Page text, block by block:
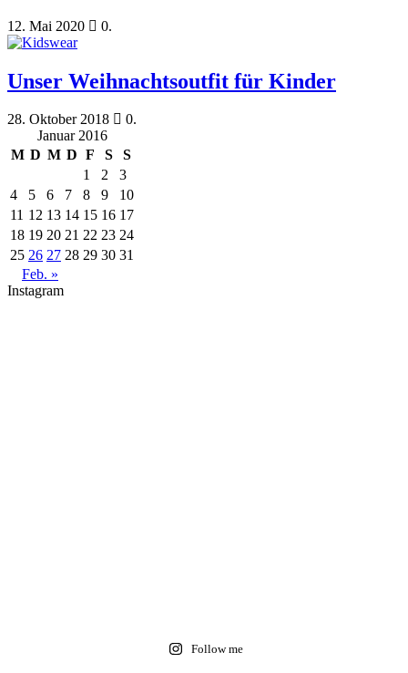
12. Mai 2020 0.
Unser Weihnachtsoutfit für Kinder
28. Oktober 2018
0.
Januar 2016
M D M D F S
S
1
2
3
4
5 6 7 8 9
10
11 12 13 14 15 16 17
18 19 20 21 22 23 24
25 26 27 28 29 30 31
Feb. »
Instagram
Follow me